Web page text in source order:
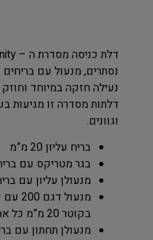
נסתרים, מנעול עם
נעילה חזקה במיוחד
דלתות מסדרה זו מגיעות
וגוונים.
בריח עליון 20 מ”מ
בגר מטריקס עם בריח
מנעולן עליון עם בריח
בקוטר 20 מ”מ כל אחד
מנעולן תחתון עם בריח